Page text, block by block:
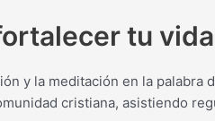
tu
y la meditación en la palabra
cristiana, asistiendo